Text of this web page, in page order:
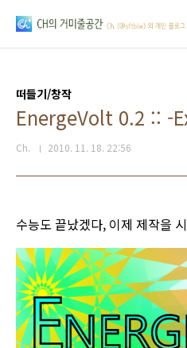
떠들기/창작
EnergeVolt 0.2 :: -
Ch. 2010. 11. 18. 22:56
수능도 끝났겠다, 이제 제작을